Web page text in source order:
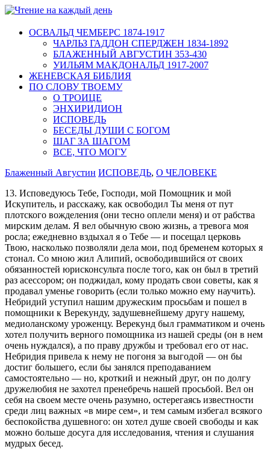
ОСВАЛЬД ЧЕМБЕРС 1874-1917
ЧАРЛЬЗ ГАДДОН СПЕРДЖЕН 1834-1892
БЛАЖЕННЫЙ АВГУСТИН 353-430
УИЛЬЯМ МАКДОНАЛЬД 1917-2007
ЖЕНЕВСКАЯ БИБЛИЯ
ПО СЛОВУ ТВОЕМУ
О ТРОИЦЕ
ЭНХИРИДИОН
ИСПОВЕДЬ
БЕСЕДЫ ДУШИ С БОГОМ
ШАГ ЗА ШАГОМ
ВСЕ, ЧТО МОГУ
Блаженный Августин ИСПОВЕДЬ, О ЧЕЛОВЕКЕ
13. Исповедуюсь Тебе, Господи, мой Помощник и мой
Искупитель, и расскажу, как освободил Ты меня от пут
плотского вожделения (они тесно оплели меня) и от рабства
мирским делам. Я вел обычную свою жизнь, а тревога моя
росла; ежедневно вздыхал я о Тебе — и посещал церковь
Твою, насколько позволяли дела мои, под бременем которых я
стонал. Со мною жил Алипий, освободившийся от своих
обязанностей юрисконсульта после того, как он был в третий
раз асессором; он поджидал, кому продать свои советы, как я
продавал уменье говорить (если только можно ему научить).
Небридий уступил нашим дружеским просьбам и пошел в
помощники к Верекунду, задушевнейшему другу нашему,
медиоланскому уроженцу. Верекунд был грамматиком и очень
хотел получить верного помощника из нашей среды (он в нем
очень нуждался), а по праву дружбы и требовал его от нас.
Небридия привела к нему не погоня за выгодой — он бы
достиг большего, если бы занялся преподаванием
самостоятельно — но, кроткий и нежный друг, он по долгу
дружелюбия не захотел пренебречь нашей просьбой. Вел он
себя на своем месте очень разумно, остерегаясь известности
среди лиц важных «в мире сем», и тем самым избегал всякого
беспокойства душевного: он хотел душе своей свободы и как
можно больше досуга для исследования, чтения и слушания
мудрых бесед.